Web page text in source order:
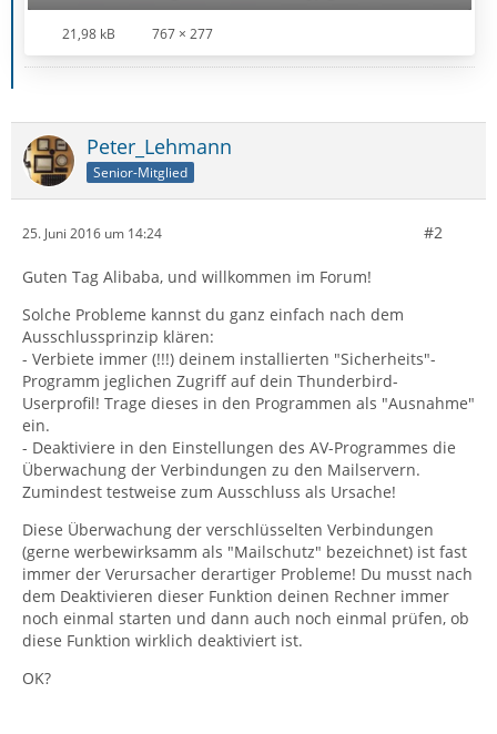
21,98 kB 767 × 277
Peter_Lehmann
Senior-Mitglied
25. Juni 2016 um 14:24 #2
Guten Tag Alibaba, und willkommen im Forum!
Solche Probleme kannst du ganz einfach nach dem
Ausschlussprinzip klären:
- Verbiete immer (!!!) deinem installierten "Sicherheits"-
Programm jeglichen Zugriff auf dein Thunderbird-
Userprofil! Trage dieses in den Programmen als "Ausnahme"
ein.
- Deaktiviere in den Einstellungen des AV-Programmes die
Überwachung der Verbindungen zu den Mailservern.
Zumindest testweise zum Ausschluss als Ursache!
Diese Überwachung der verschlüsselten Verbindungen
(gerne werbewirksamm als "Mailschutz" bezeichnet) ist fast
immer der Verursacher derartiger Probleme! Du musst nach
dem Deaktivieren dieser Funktion deinen Rechner immer
noch einmal starten und dann auch noch einmal prüfen, ob
diese Funktion wirklich deaktiviert ist.
OK?